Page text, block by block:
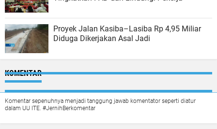
Proyek Jalan Kasiba–Lasiba Rp 4,95 Miliar
Diduga Dikerjakan Asal Jadi
KOMENTAR
Komentar sepenuhnya menjadi tanggung jawab komentator seperti diatur
dalam UU ITE. #JernihBerkomentar